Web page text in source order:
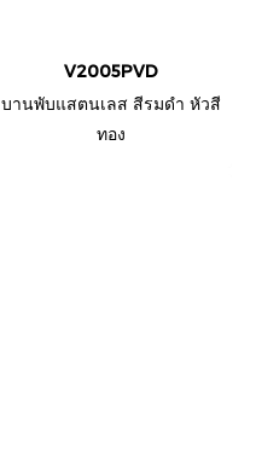
V2005PVD
บานพับแสตนเลส สีรมดำ หัวสี
ทอง